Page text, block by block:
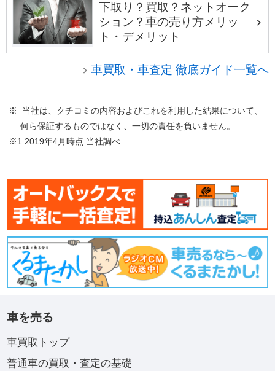
下取り？買取？ネットオーク
ション？車の売り方メリッ
ト・デメリット
車買取・車査定 徹底ガイド一覧へ
※ 当社は、クチコミの内容およびこれを利用した結果について、
何ら保証するものではなく、一切の責任を負いません。
※1 2019年4月時点 当社調べ
車を売る
車買取トップ
普通車の買取・査定の基礎